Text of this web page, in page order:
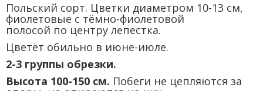
Польский сорт. Цветки диаметром 10-13 см,
фиолетовые с тёмно-фиолетовой
полосой по центру лепестка.
Цветёт обильно в июне-июле.
2-3 группы обрезки.
Высота 100-150 см. Побеги не цепляются за